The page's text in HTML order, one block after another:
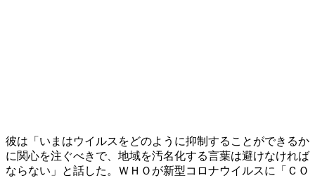
彼は「いまはウイルスをどのように抑制することができるか
に関心を注ぐべきで、地域を汚名化する言葉は避けなければ
ならない」と話した。ＷＨＯが新型コロナウイルスに「ＣＯ